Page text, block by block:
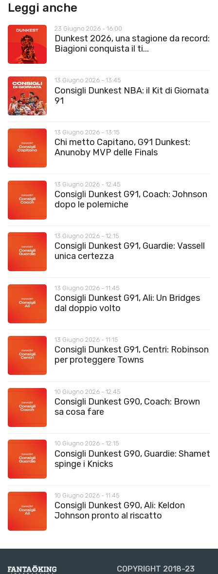
Leggi anche
23 Giugno 2026 - 16:00
Dunkest 2026, una stagione da record:
Biagioni conquista il ti...
13 Giugno 2026 - 13:45
Consigli Dunkest NBA: il Kit di Giornata
91
13 Giugno 2026 - 13:15
Chi metto Capitano, G91 Dunkest:
Anunoby MVP delle Finals
13 Giugno 2026 - 12:45
Consigli Dunkest G91, Coach: Johnson
dopo le polemiche
13 Giugno 2026 - 12:15
Consigli Dunkest G91, Guardie: Vassell
unica certezza
13 Giugno 2026 - 11:45
Consigli Dunkest G91, Ali: Un Bridges
dal doppio volto
13 Giugno 2026 - 11:15
Consigli Dunkest G91, Centri: Robinson
per proteggere Towns
10 Giugno 2026 - 12:45
Consigli Dunkest G90, Coach: Brown
sa cosa fare
10 Giugno 2026 - 12:15
Consigli Dunkest G90, Guardie: Shamet
spinge i Knicks
10 Giugno 2026 - 11:45
Consigli Dunkest G90, Ali: Keldon
Johnson pronto al riscatto
COPYRIGHT 2018-23